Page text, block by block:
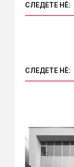
СЛЕДЕТЕ НÈ:
СЛЕДЕТЕ НÈ: